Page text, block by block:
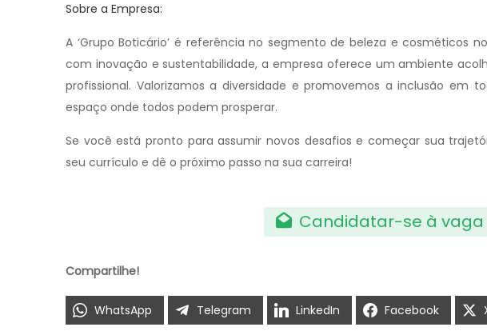
Sobre a Empresa:
A ‘Grupo Boticário’ é referência no segmento de beleza e cosméticos
com inovação e sustentabilidade, a empresa oferece um ambiente
profissional. Valorizamos a diversidade e promovemos a inclusão em
espaço onde todos podem prosperar.
Se você está pronto para assumir novos desafios e começar sua
seu currículo e dê o próximo passo na sua carreira!
Candidatar-se à vaga
Compartilhe!
WhatsApp Telegram LinkedIn Facebook